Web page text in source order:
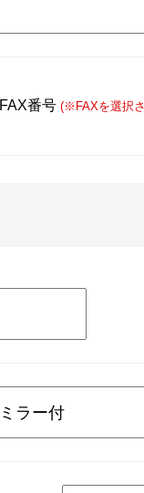
FAX番号 (※FAXを選択